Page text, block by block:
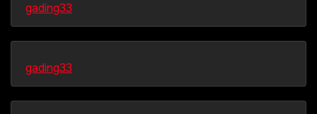
gading33
gading33